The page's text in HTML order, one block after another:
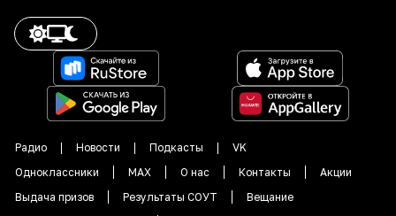
Радио Новости Подкасты
VK
Одноклассники
MAX О нас Контакты
Акции
Выдача призов
Результаты СОУТ
Вещание